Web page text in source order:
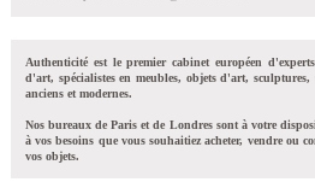
Authenticité est le premier cabinet européen
d'art, spécialistes en meubles, objets d'art, sculptures,
anciens et modernes.
Nos bureaux de Paris et de Londres sont à votre
à vos besoins que vous souhaitiez acheter, vendre ou
vos objets.